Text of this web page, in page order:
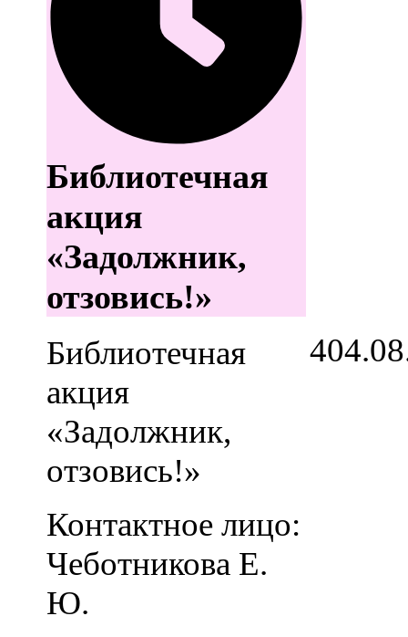
Библиотечная
акция
«Задолжник,
отзовись!»
Библиотечная
акция
«Задолжник,
отзовись!»
Контактное лицо:
Чеботникова Е.
Ю.
4